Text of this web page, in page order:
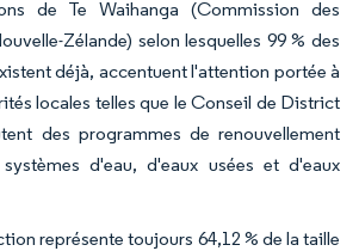
de Te Waihanga (Commission des
Zélande) selon lesquelles 99 % des
déjà, accentuent l'attention portée à
locales telles que le Conseil de District
des programmes de renouvellement
d'eau, d'eaux usées et d'eaux
représente toujours 64,12 % de la taille